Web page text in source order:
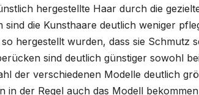
hergestellte Haar durch die
sind die Kunsthaare deutlich weniger
hergestellt wurden, dass sie Schmutz
sind deutlich günstiger sowohl
der verschiedenen Modelle deutlich
in der Regel auch das Modell